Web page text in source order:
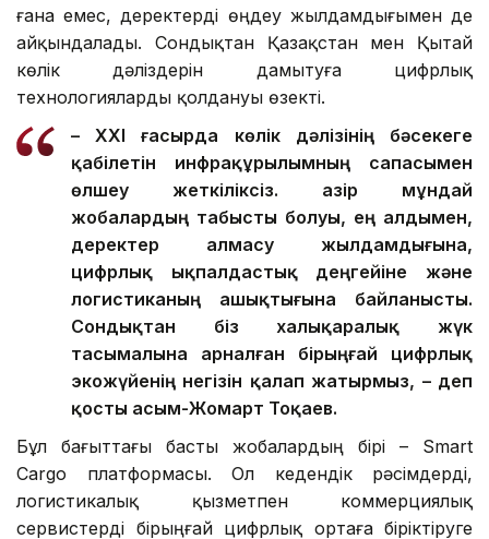
ғана емес, деректерді өңдеу жылдамдығымен де
айқындалады. Сондықтан Қазақстан мен Қытай
көлік дәліздерін дамытуға цифрлық
технологияларды қолдануы өзекті.
– XXI ғасырда көлік дәлізінің бәсекеге
қабілетін инфрақұрылымның сапасымен
өлшеу жеткіліксіз. Қазір мұндай
жобалардың табысты болуы, ең алдымен,
деректер алмасу жылдамдығына,
цифрлық ықпалдастық деңгейіне және
логистиканың ашықтығына байланысты.
Сондықтан біз халықаралық жүк
тасымалына арналған бірыңғай цифрлық
экожүйенің негізін қалап жатырмыз, – деп
қосты Қасым-Жомарт Тоқаев.
Бұл бағыттағы басты жобалардың бірі – Smart
Cargo платформасы. Ол кедендік рәсімдерді,
логистикалық қызметпен коммерциялық
сервистерді бірыңғай цифрлық ортаға біріктіруге